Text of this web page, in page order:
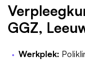
GGZ,
Werkplek: